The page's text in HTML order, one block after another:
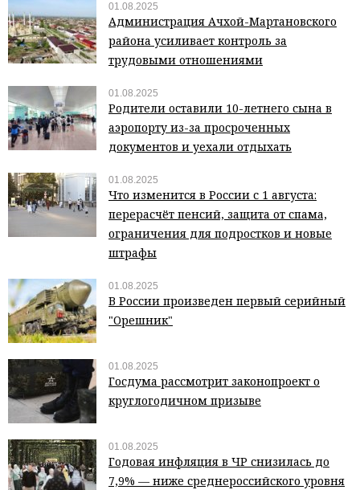
01.08.2025
Администрация Ачхой-Мартановского
района усиливает контроль за
трудовыми отношениями
01.08.2025
Родители оставили 10-летнего сына в
аэропорту из-за просроченных
документов и уехали отдыхать
01.08.2025
Что изменится в России с 1 августа:
перерасчёт пенсий, защита от спама,
ограничения для подростков и новые
штрафы
01.08.2025
В России произведен первый серийный
"Орешник"
01.08.2025
Госдума рассмотрит законопроект о
круглогодичном призыве
01.08.2025
Годовая инфляция в ЧР снизилась до
7,9% — ниже среднероссийского уровня